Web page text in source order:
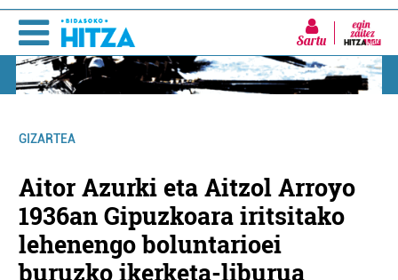
Sartu
GIZARTEA
Aitor Azurki eta Aitzol Arroyo
1936an Gipuzkoara iritsitako
lehenengo boluntarioei
buruzko ikerketa-liburua